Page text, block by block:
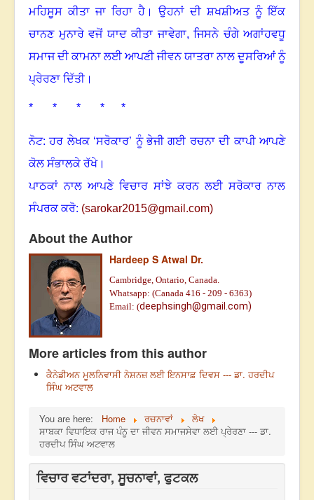
ਮਹਿਸੂਸ ਕੀਤਾ ਜਾ ਰਿਹਾ ਹੈ । ਉਹਨਾਂ ਦੀ ਸ਼ਖਸ਼ੀਅਤ ਨੂੰ ਇੱਕ
ਚਾਨਣ ਮੁਨਾਰੇ ਵਜੋਂ ਯਾਦ ਕੀਤਾ ਜਾਵੇਗਾ, ਜਿਸਨੇ ਚੰਗੇ ਅਗਾਂਹਵਧੂ
ਸਮਾਜ ਦੀ ਕਾਮਨਾ ਲਈ ਆਪਣੀ ਜੀਵਨ ਯਾਤਰਾ ਨਾਲ ਦੂਸਰਿਆਂ ਨੂੰ
ਪ੍ਰੇਰਣਾ ਦਿੱਤੀ।
* * * * *
ਨੋਟ: ਹਰ ਲੇਖਕ ‘ਸਰੋਕਾਰ’ ਨੂੰ ਭੇਜੀ ਗਈ ਰਚਨਾ ਦੀ ਕਾਪੀ ਆਪਣੇ
ਕੋਲ ਸੰਭਾਲਕੇ ਰੱਖੇ।
ਪਾਠਕਾਂ ਨਾਲ ਆਪਣੇ ਵਿਚਾਰ ਸਾਂਝੇ ਕਰਨ ਲਈ ਸਰੋਕਾਰ ਨਾਲ
ਸੰਪਰਕ ਕਰੋ: (sarokar2015@gmail.com)
About the Author
Hardeep S Atwal Dr.
Cambridge, Ontario, Canada.
Whatsapp: (Canada 416 - 209 - 6363)
Email: (deephsingh@gmail.com)
More articles from this author
ਕੈਨੇਡੀਅਨ ਮੂਲਨਿਵਾਸੀ ਨੇਸ਼ਨਜ਼ ਲਈ ਇਨਸਾਫ਼ ਦਿਵਸ --- ਡਾ. ਹਰਦੀਪ
ਸਿੰਘ ਅਟਵਾਲ
You are here: Home ਰਚਨਾਵਾਂ
ਲੇਖ
ਸਾਬਕਾ ਵਿਧਾਇਕ ਰਾਜ ਪੰਨੂ ਦਾ ਜੀਵਨ ਸਮਾਜਸੇਵਾ ਲਈ ਪ੍ਰੇਰਣਾ --- ਡਾ.
ਹਰਦੀਪ ਸਿੰਘ ਅਟਵਾਲ
ਵਿਚਾਰ ਵਟਾਂਦਰਾ, ਸੂਚਨਾਵਾਂ, ਫੁਟਕਲ